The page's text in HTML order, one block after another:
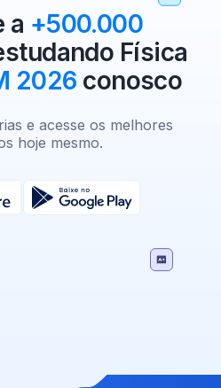
a +500.000
Física
2026 conosco
e acesse os melhores
hoje mesmo.